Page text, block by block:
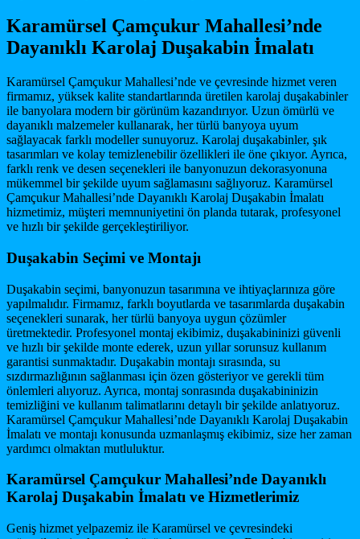
Karamürsel Çamçukur Mahallesi’nde
Dayanıklı Karolaj Duşakabin İmalatı
Karamürsel Çamçukur Mahallesi’nde ve çevresinde hizmet veren
firmamız, yüksek kalite standartlarında üretilen karolaj duşakabinler
ile banyolara modern bir görünüm kazandırıyor. Uzun ömürlü ve
dayanıklı malzemeler kullanarak, her türlü banyoya uyum
sağlayacak farklı modeller sunuyoruz. Karolaj duşakabinler, şık
tasarımları ve kolay temizlenebilir özellikleri ile öne çıkıyor. Ayrıca,
farklı renk ve desen seçenekleri ile banyonuzun dekorasyonuna
mükemmel bir şekilde uyum sağlamasını sağlıyoruz. Karamürsel
Çamçukur Mahallesi’nde Dayanıklı Karolaj Duşakabin İmalatı
hizmetimiz, müşteri memnuniyetini ön planda tutarak, profesyonel
ve hızlı bir şekilde gerçekleştiriliyor.
Duşakabin Seçimi ve Montajı
Duşakabin seçimi, banyonuzun tasarımına ve ihtiyaçlarınıza göre
yapılmalıdır. Firmamız, farklı boyutlarda ve tasarımlarda duşakabin
seçenekleri sunarak, her türlü banyoya uygun çözümler
üretmektedir. Profesyonel montaj ekibimiz, duşakabininizi güvenli
ve hızlı bir şekilde monte ederek, uzun yıllar sorunsuz kullanım
garantisi sunmaktadır. Duşakabin montajı sırasında, su
sızdırmazlığının sağlanması için özen gösteriyor ve gerekli tüm
önlemleri alıyoruz. Ayrıca, montaj sonrasında duşakabininizin
temizliğini ve kullanım talimatlarını detaylı bir şekilde anlatıyoruz.
Karamürsel Çamçukur Mahallesi’nde Dayanıklı Karolaj Duşakabin
İmalatı ve montajı konusunda uzmanlaşmış ekibimiz, size her zaman
yardımcı olmaktan mutluluktur.
Karamürsel Çamçukur Mahallesi’nde Dayanıklı
Karolaj Duşakabin İmalatı ve Hizmetlerimiz
Geniş hizmet yelpazemiz ile Karamürsel ve çevresindeki